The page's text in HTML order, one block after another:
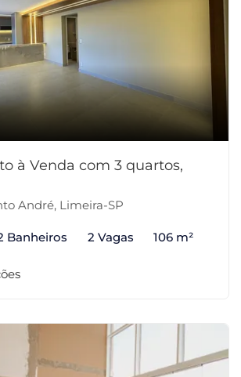
à Venda com 3 quartos,
André, Limeira-SP
Banheiros 2 Vagas 106 m²